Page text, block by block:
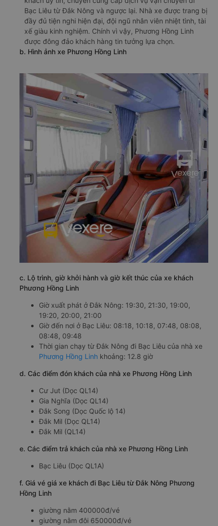
Bạc Liêu từ Đắk Nông và ngược lại. Nhà xe được trang bị
đầy đủ tiện nghi hiện đại, đội ngũ nhân viên nhiệt tình, tài
xế giàu kinh nghiệm. Chính vì vậy, Phương Hồng Linh
được đông đảo khách hàng tin tưởng lựa chọn.
b. Hình ảnh xe Phương Hồng Linh
c. Lộ trình, giờ khởi hành và giờ kết thúc của xe khách
Phương Hồng Linh
Giờ xuất phát ở Đắk Nông: 19:30, 21:30, 19:00,
19:20, 20:00, 21:00
Giờ đến nơi ở Bạc Liêu: 08:18, 10:18, 07:48, 08:08,
08:48, 09:48
Thời gian chạy từ Đắk Nông đi Bạc Liêu của nhà xe
Phương Hồng Linh khoảng: 12.8 giờ
d. Các điểm đón khách của nhà xe Phương Hồng Linh
Cư Jut (Dọc QL14)
Gia Nghĩa (Dọc QL14)
Đắk Song (Dọc Quốc lộ 14)
Đắk Mil (Dọc QL14)
Đắk Mil (QL14)
e. Các điểm trả khách của nhà xe Phương Hồng Linh
Bạc Liêu (Dọc QL1A)
f. Giá vé giá xe khách đi Bạc Liêu từ Đắk Nông Phương
Hồng Linh
giường nằm 400000đ/vé
giường nằm đôi 650000đ/vé